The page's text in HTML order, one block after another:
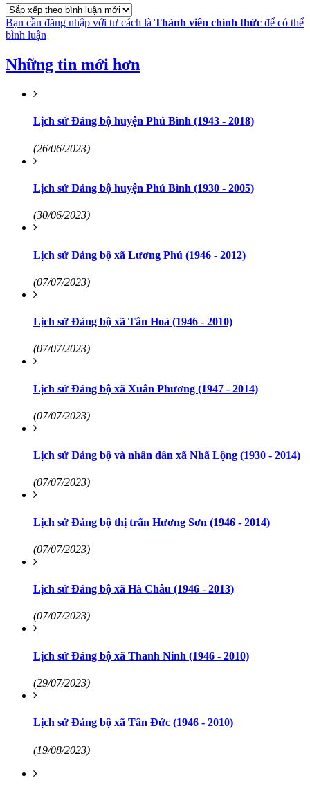
Bạn cần đăng nhập với tư cách là Thành viên chính thức để có thể
bình luận
Những tin mới hơn
Lịch sử Đảng bộ huyện Phú Bình (1943 - 2018)
(26/06/2023)
Lịch sử Đảng bộ huyện Phú Bình (1930 - 2005)
(30/06/2023)
Lịch sử Đảng bộ xã Lương Phú (1946 - 2012)
(07/07/2023)
Lịch sử Đảng bộ xã Tân Hoà (1946 - 2010)
(07/07/2023)
Lịch sử Đảng bộ xã Xuân Phương (1947 - 2014)
(07/07/2023)
Lịch sử Đảng bộ và nhân dân xã Nhã Lộng (1930 - 2014)
(07/07/2023)
Lịch sử Đảng bộ thị trấn Hương Sơn (1946 - 2014)
(07/07/2023)
Lịch sử Đảng bộ xã Hà Châu (1946 - 2013)
(07/07/2023)
Lịch sử Đảng bộ xã Thanh Ninh (1946 - 2010)
(29/07/2023)
Lịch sử Đảng bộ xã Tân Đức (1946 - 2010)
(19/08/2023)